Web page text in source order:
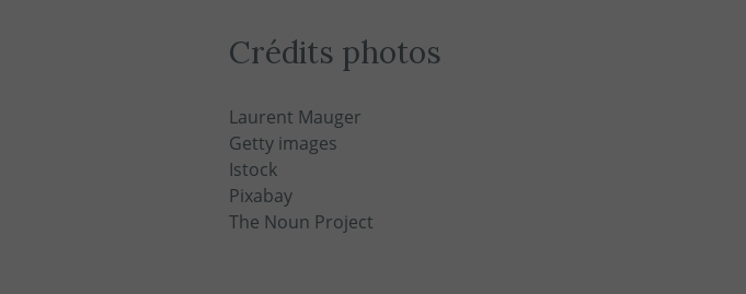
Crédits photos
Laurent Mauger
Getty images
Istock
Pixabay
The Noun Project